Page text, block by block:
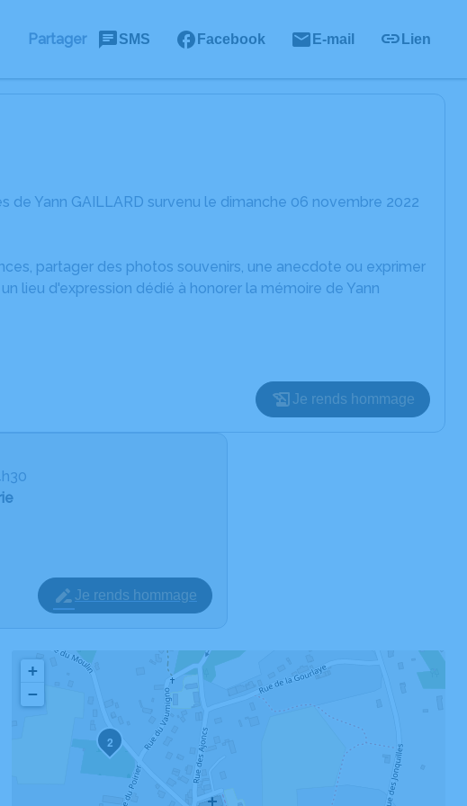
Partager SMS Facebook E-mail Lien
de Yann GAILLARD survenu le dimanche 06 novembre 2022
partager des photos souvenirs, une anecdote ou exprimer
lieu d'expression dédié à honorer la mémoire de Yann
Je rends hommage
Je rends hommage
2
+
−